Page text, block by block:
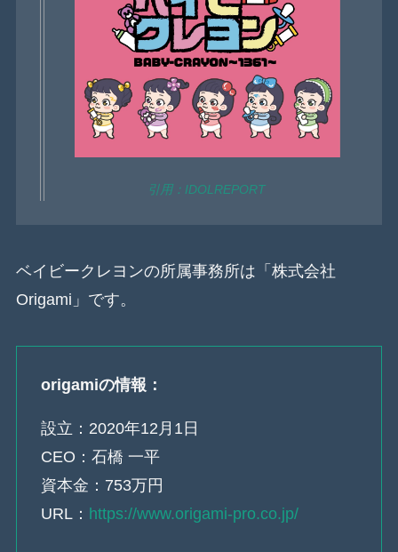
引用：IDOLREPORT
ベイビークレヨンの所属事務所は「株式会社
Origami」です。
origamiの情報：
設立：2020年12月1日
CEO：石橋 一平
資本金：753万円
URL： https://www.origami-pro.co.jp/